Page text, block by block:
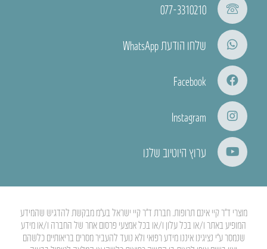
077-3310210
שלחו הודעת WhatsApp
Facebook
Instagram
ערוץ היוטיוב שלנו
מוצרי ד”ר קיי אינם תרופות. חברת ד”ר קיי ישראל בע”מ מבקשת להדגיש שהמידע
המופיע באתר ו/או בכל עלון ו/או בכל אמצעי פרסום אחר של החברה ו/או מידע
שנמסר ע”י נציגינו איננו מידע רפואי ולא נועד להעביר מסרים בריאותיים כלשהם